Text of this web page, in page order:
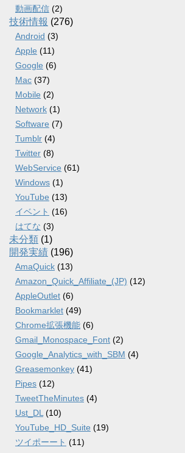
動画配信 (2)
技術情報 (276)
Android (3)
Apple (11)
Google (6)
Mac (37)
Mobile (2)
Network (1)
Software (7)
Tumblr (4)
Twitter (8)
WebService (61)
Windows (1)
YouTube (13)
イベント (16)
はてな (3)
未分類 (1)
開発実績 (196)
AmaQuick (13)
Amazon_Quick_Affiliate_(JP) (12)
AppleOutlet (6)
Bookmarklet (49)
Chrome拡張機能 (6)
Gmail_Monospace_Font (2)
Google_Analytics_with_SBM (4)
Greasemonkey (41)
Pipes (12)
TweetTheMinutes (4)
Ust_DL (10)
YouTube_HD_Suite (19)
ツイポーート (11)